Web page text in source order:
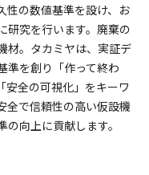
性の数値基準を設け、お
研究を行います。廃棄の
材。タカミヤは、実証デ
準を創り「作って終わ
安全の可視化」をキーワ
全で信頼性の高い仮設機
向上に貢献します。